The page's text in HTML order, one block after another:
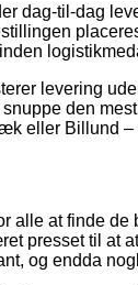
dag-til-dag
levering
den
eller Billund –
alle at finde
presset til at
og endda